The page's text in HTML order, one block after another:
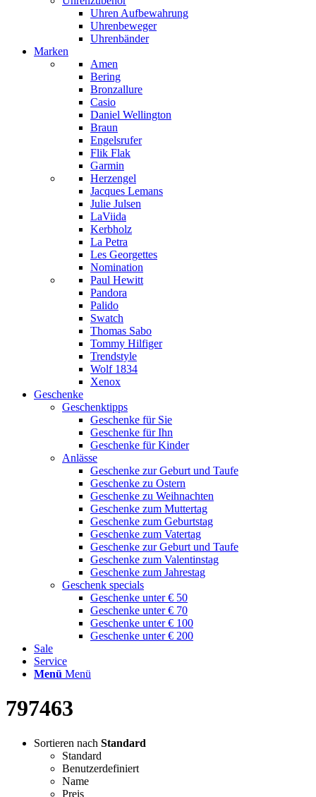
Uhren Aufbewahrung
Uhrenbeweger
Uhrenbänder
Marken
Amen
Bering
Bronzallure
Casio
Daniel Wellington
Braun
Engelsrufer
Flik Flak
Garmin
Herzengel
Jacques Lemans
Julie Julsen
LaViida
Kerbholz
La Petra
Les Georgettes
Nomination
Paul Hewitt
Pandora
Palido
Swatch
Thomas Sabo
Tommy Hilfiger
Trendstyle
Wolf 1834
Xenox
Geschenke
Geschenktipps
Geschenke für Sie
Geschenke für Ihn
Geschenke für Kinder
Anlässe
Geschenke zur Geburt und Taufe
Geschenke zu Ostern
Geschenke zu Weihnachten
Geschenke zum Muttertag
Geschenke zum Geburtstag
Geschenke zum Vatertag
Geschenke zur Geburt und Taufe
Geschenke zum Valentinstag
Geschenke zum Jahrestag
Geschenk specials
Geschenke unter € 50
Geschenke unter € 70
Geschenke unter € 100
Geschenke unter € 200
Sale
Service
Menü Menü
797463
Sortieren nach Standard
Standard
Benutzerdefiniert
Name
Preis